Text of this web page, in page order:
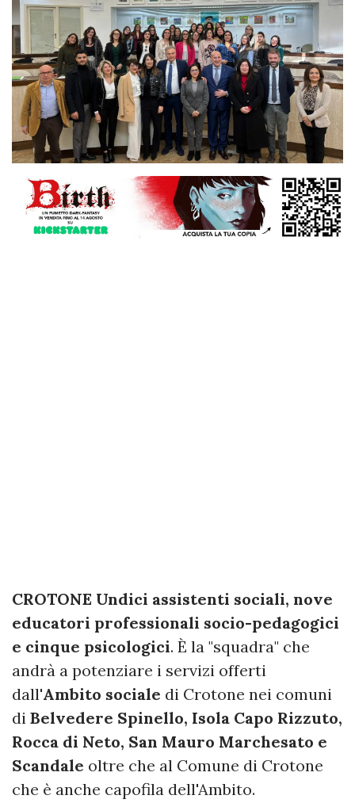
CROTONE Undici assistenti sociali, nove
educatori professionali socio-pedagogici
e cinque psicologici. È la "squadra" che
andrà a potenziare i servizi offerti
dall'Ambito sociale di Crotone nei comuni
di Belvedere Spinello, Isola Capo Rizzuto,
Rocca di Neto, San Mauro Marchesato e
Scandale oltre che al Comune di Crotone
che è anche capofila dell'Ambito.